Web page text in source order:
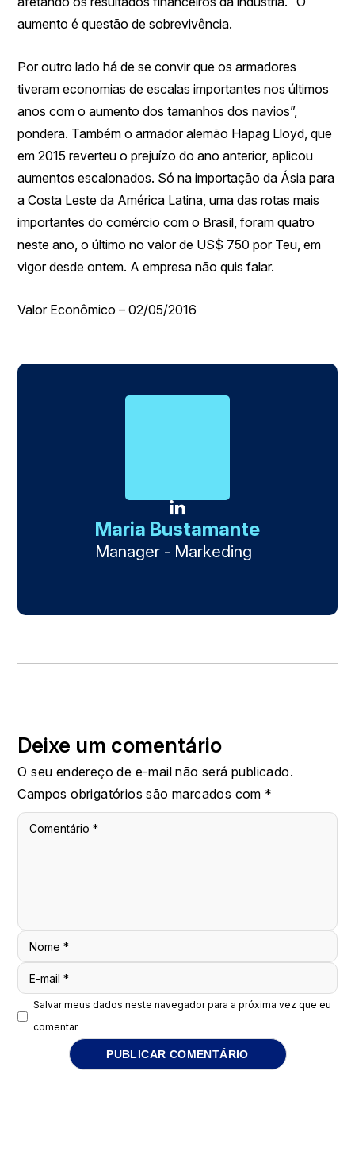
aumento é questão de sobrevivência.
Por outro lado há de se convir que os armadores
tiveram economias de escalas importantes nos últimos
anos com o aumento dos tamanhos dos navios”,
pondera. Também o armador alemão Hapag Lloyd, que
em 2015 reverteu o prejuízo do ano anterior, aplicou
aumentos escalonados. Só na importação da Ásia para
a Costa Leste da América Latina, uma das rotas mais
importantes do comércio com o Brasil, foram quatro
neste ano, o último no valor de US$ 750 por Teu, em
vigor desde ontem. A empresa não quis falar.
Valor Econômico – 02/05/2016
Maria Bustamante
Manager - Markeding
Deixe um comentário
O seu endereço de e-mail não será publicado.
Campos obrigatórios são marcados com *
Comentário*
Nome*
E-mail*
Salvar meus dados neste navegador para a próxima vez que eu
comentar.